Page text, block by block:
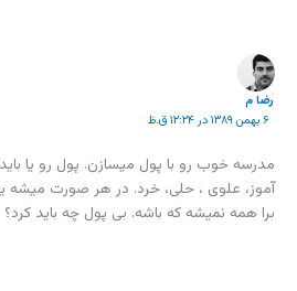
رضا م
۶ بهمن ۱۳۸۹ در ۱۲:۲۴ ق.ظ
مدرسه خوب رو با پول میسازن. پول رو یا
آموز، علوی ، حلی، خرد. در هر صورت میشه
برا همه نمیشه که باشه. بی پول چه باید کرد؟